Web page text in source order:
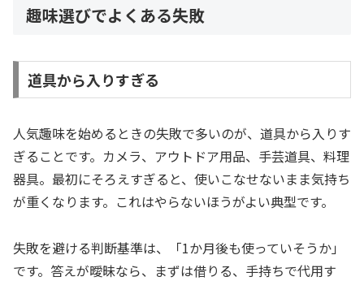
趣味選びでよくある失敗
道具から入りすぎる
人気趣味を始めるときの失敗で多いのが、道具から入りす
ぎることです。カメラ、アウトドア用品、手芸道具、料理
器具。最初にそろえすぎると、使いこなせないまま気持ち
が重くなります。これはやらないほうがよい典型です。
失敗を避ける判断基準は、「1か月後も使っていそうか」
です。答えが曖昧なら、まずは借りる、手持ちで代用す